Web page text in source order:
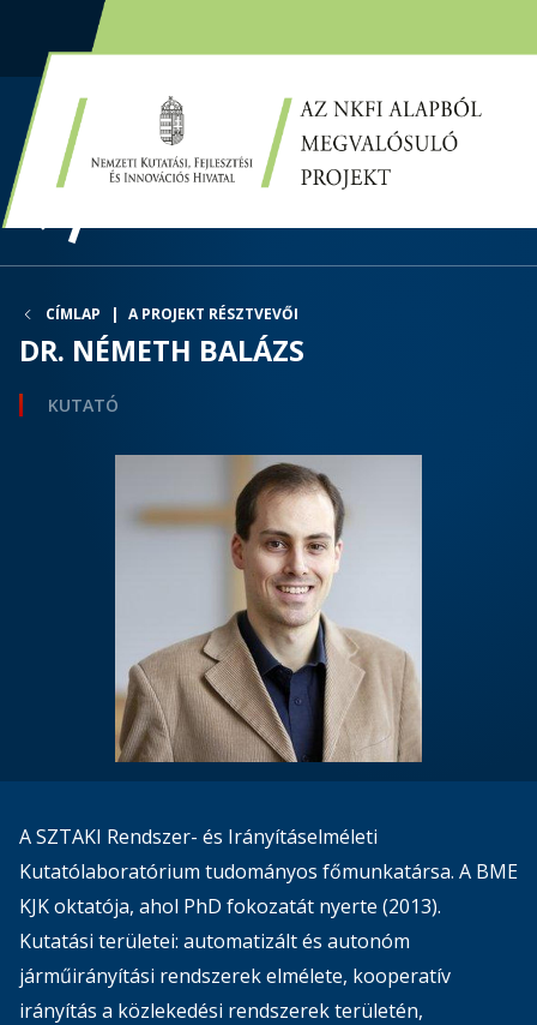
EN HU
CÍMLAP A PROJEKT RÉSZTVEVŐI
DR. NÉMETH BALÁZS
KUTATÓ
A SZTAKI Rendszer- és Irányításelméleti
Kutatólaboratórium tudományos főmunkatársa. A BME
KJK oktatója, ahol PhD fokozatát nyerte (2013).
Kutatási területei: automatizált és autonóm
járműirányítási rendszerek elmélete, kooperatív
irányítás a közlekedési rendszerek területén,